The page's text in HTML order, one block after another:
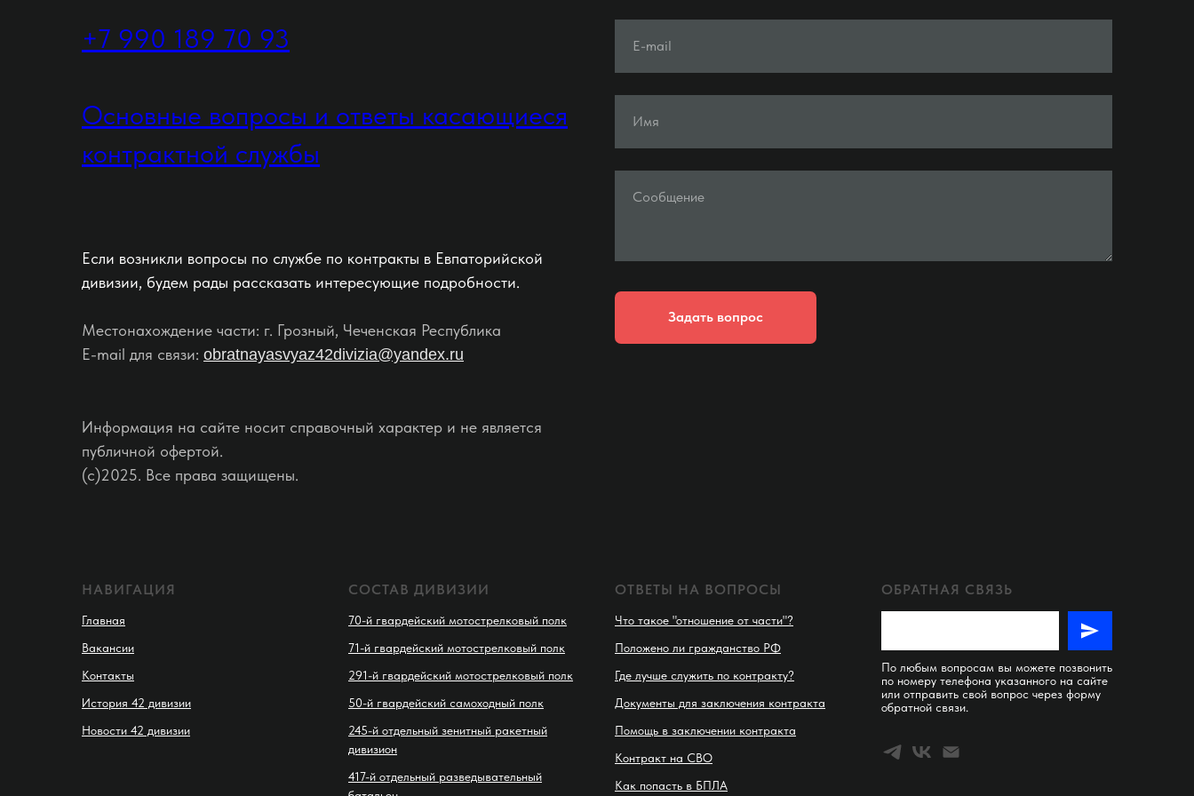
+7 990 189 70 93
Основные вопросы и ответы касающиеся
контрактной службы
Если возникли вопросы по службе по контракты в Евпаторийской
дивизии, будем рады рассказать интересующие подробности.
Местонахождение части: г. Грозный, Чеченская Республика
E-mail для связи: obratnayasvyaz42divizia@yandex.ru
Информация на сайте носит справочный характер и не является
публичной офертой.
(c)2025. Все права защищены.
E-mail
Имя
Сообщение
Задать вопрос
НАВИГАЦИЯ
Главная
Вакансии
Контакты
История 42 дивизии
Новости 42 дивизии
СОСТАВ ДИВИЗИИ
70-й гвардейский мотострелковый полк
71-й гвардейский мотострелковый полк
291-й гвардейский мотострелковый полк
50-й гвардейский самоходный полк
245-й отдельный зенитный ракетный
дивизион
417-й отдельный разведывательный
ОТВЕТЫ НА ВОПРОСЫ
Что такое "отношение от части"?
Положено ли гражданство РФ
Где лучше служить по контракту?
Документы для заключения контракта
Помощь в заключении контракта
Контракт на СВО
Как попасть в БПЛА
ОБРАТНАЯ СВЯЗЬ
По любым вопросам вы можете позвонить
по номеру телефона указанного на сайте
или отправить свой вопрос через форму
обратной связи.